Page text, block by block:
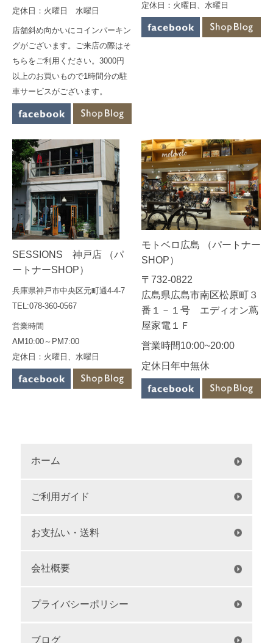
定休日：火曜日 水曜日
店舗斜め向かいにコインパーキン
グがございます。ご来店の際はそ
ちらをご利用ください。3000円
以上のお買いもので1時間分の駐
車サービスがございます。
定休日：火曜日、水曜日
SESSIONS 神戸店 （パ
ートナーSHOP）
兵庫県神戸市中央区元町通4-4-7
TEL:078-360-0567
営業時間
AM10:00～PM7:00
定休日：火曜日、水曜日
モトベロ広島 （パートナー
SHOP）
〒732-0822
広島県広島市南区松原町３
番１－１号 エディオン蔦
屋家電１Ｆ
営業時間10:00~20:00
定休日年中無休
ホーム
ご利用ガイド
お支払い・送料
会社概要
プライバシーポリシー
ブログ